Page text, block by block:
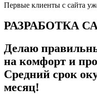
Первые клиенты с сайта
РАЗРАБОТКА
Делаю
на комфорт и
Средний срок
месяц!